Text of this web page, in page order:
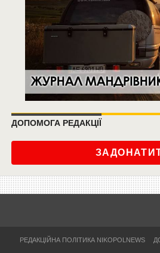
ДОПОМОГА РЕДАКЦІЇ
РЕДАКЦІЙНА ПОЛІТИКА NIKOPOLNEWS